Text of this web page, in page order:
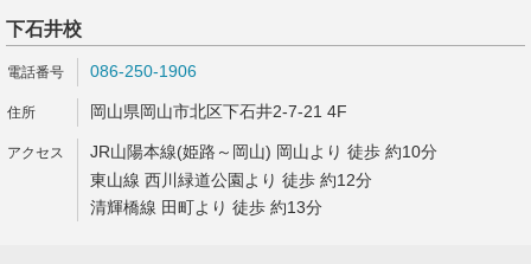
下石井校
086-250-1906
岡山県岡山市北区下石井2-7-21 4F
JR山陽本線(姫路～岡山) 岡山より 徒歩 約10分
東山線 西川緑道公園より 徒歩 約12分
清輝橋線 田町より 徒歩 約13分